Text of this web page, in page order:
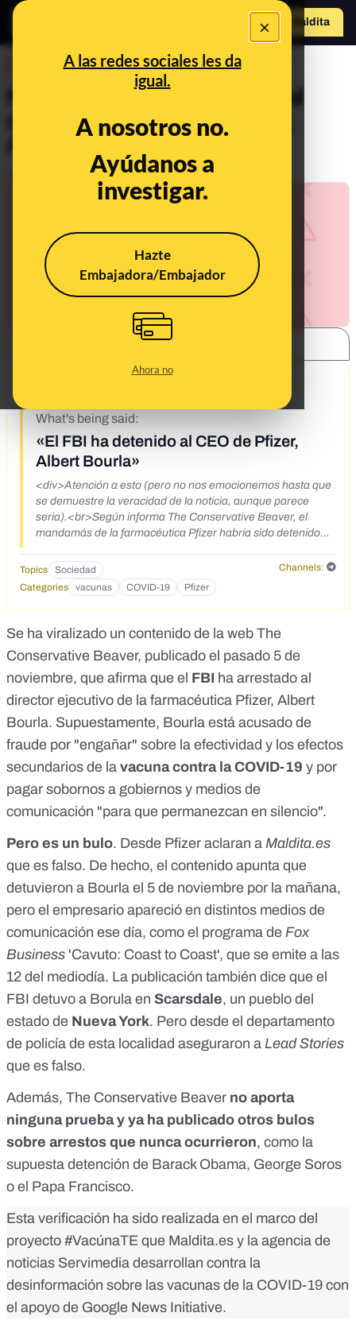
×
A las redes sociales les da
igual.
A nosotros no.
Ayúdanos a
investigar.
Hazte
Embajadora/Embajador
Ahora no
Hazte Maldito
No, el FBI no ha arrestado al
director ejecutivo de Pfizer,
Albert Bourla
Nov 8, 2021, 7:03:00 PM
What's being said:
«El FBI ha detenido al CEO de Pfizer,
Albert Bourla»
<div>Atención a esto (pero no nos emocionemos hasta que
se demuestre la veracidad de la noticia, aunque parece
seria).<br>Según informa The Conservative Beaver, el
mandamás de la farmacéutica Pfizer habría sido detenido
sobornado gobiernos para que aprobaran la falsa vacuna,
haber falseado datos de los ensayos clínicos para conseguir
su aprobación y, en definitiva, haber ocultado a la población
los grandes peligros que supone esta "vacuna" y también de
haber sobornado a la prensa para que ocultara la verdad
noticia, hace unos días se hizo público el testimonio de una
científica que participó en los ensayos clínicos de la vacuna
Pfizer y que renunció al ver las irregularidades que se
cometían (noticia más abajo).<br>Dado que Albert Bourla
tiene residencia en Canadá, se desconoce el procedimiento
para el juicio al CEO de Pfizer, pero hay que recordar que el
decreto-ley sobre interferencia electoral firmado por Trump
(y se considera que el Covid forma parte de esa
conspiración) y que, como rebeló Real Raw News, Bourla
sobornó a Fauci, luego ha cometido al menos un delito en
Estados Unidos. En estos momentos, según cuenta la
noticia, las fuerzas del orden patriotas (en realidad, la noticia
no aclara qué cuerpo de seguridad está realizando la
operación) estarían allanando otras propiedades de Bourla
en todo el país.<br><a
href="https://www.conservativebeaver.com/2021/11/05/ceo-
of-pfizer-arrested-charged-with-fraud-media-
blackout/">https://www.conservativebeaver.com/2021/11/05
/ceo-of-pfizer-arrested-charged-with-fraud-media-
blackout/</a></div>
Topics Sociedad
Channels:
Categories
vacunas COVID-19 Pfizer
Se ha viralizado un contenido de la web The
Conservative Beaver, publicado el pasado 5 de
noviembre, que afirma que el FBI ha arrestado al
director ejecutivo de la farmacéutica Pfizer, Albert
Bourla. Supuestamente, Bourla está acusado de
fraude por "engañar" sobre la efectividad y los efectos
secundarios de la vacuna contra la COVID-19 y por
pagar sobornos a gobiernos y medios de
comunicación "para que permanezcan en silencio".
Pero es un bulo. Desde Pfizer aclaran a Maldita.es
que es falso. De hecho, el contenido apunta que
detuvieron a Bourla el 5 de noviembre por la mañana,
pero el empresario apareció en distintos medios de
comunicación ese día, como el programa de Fox
Business 'Cavuto: Coast to Coast', que se emite a las
12 del mediodía. La publicación también dice que el
FBI detuvo a Borula en Scarsdale, un pueblo del
estado de Nueva York. Pero desde el departamento
de policía de esta localidad aseguraron a Lead Stories
que es falso.
Además, The Conservative Beaver no aporta
ninguna prueba y ya ha publicado otros bulos
sobre arrestos que nunca ocurrieron, como la
supuesta detención de Barack Obama, George Soros
o el Papa Francisco.
Esta verificación ha sido realizada en el marco del
proyecto #VacúnaTE que Maldita.es y la agencia de
noticias Servimedia desarrollan contra la
desinformación sobre las vacunas de la COVID-19 con
el apoyo de Google News Initiative.